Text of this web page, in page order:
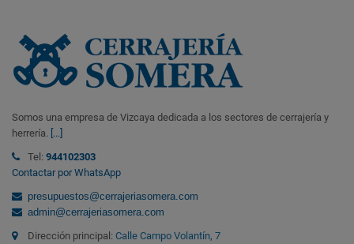
Somos una empresa de Vizcaya dedicada a los sectores de cerrajería y
herrería. [...]
Tel: 944102303
Contactar por WhatsApp
presupuestos@cerrajeriasomera.com
admin@cerrajeriasomera.com
Dirección principal: Calle Campo Volantín, 7